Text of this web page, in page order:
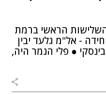
הראשי ברמת
- אל"מ גלעד יבין
● פלי הנמר היה,